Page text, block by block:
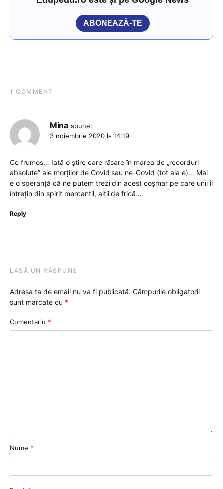
ABONEAZĂ-TE
1 COMMENT
Mina spune:
3 noiembrie 2020 la 14:19
Ce frumos… Iată o știre care răsare în marea de „recorduri
absolute” ale morților de Covid sau ne-Covid (tot aia e)… Mai
e o speranță că ne putem trezi din acest coșmar pe care unii îl
întrețin din spirit mercantil, alții de frică…
Reply
LASĂ UN RĂSPUNS
Adresa ta de email nu va fi publicată. Câmpurile obligatorii
sunt marcate cu *
Comentariu *
Nume *